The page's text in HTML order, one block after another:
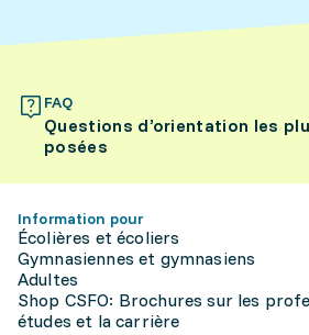
FAQ
Questions d’orientation les
posées
Information pour
Écolières et écoliers
Gymnasiennes et gymnasiens
Adultes
Shop CSFO: Brochures sur les
études et la carrière